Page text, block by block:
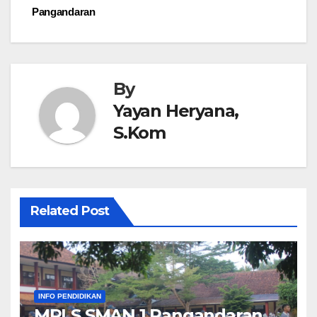
o
k
n
Pangandaran
By
Yayan Heryana,
S.Kom
Related Post
INFO PENDIDIKAN